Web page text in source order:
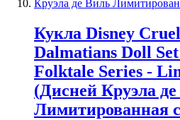
Кукла Disney
Dalmatians Doll
Folktale Series -
(Дисней Круэла
Лимитированная